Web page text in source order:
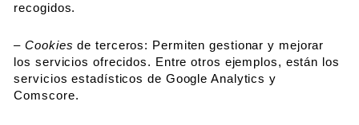
recogidos.
– Cookies de terceros: Permiten gestionar y mejorar
los servicios ofrecidos. Entre otros ejemplos, están los
servicios estadísticos de Google Analytics y
Comscore.